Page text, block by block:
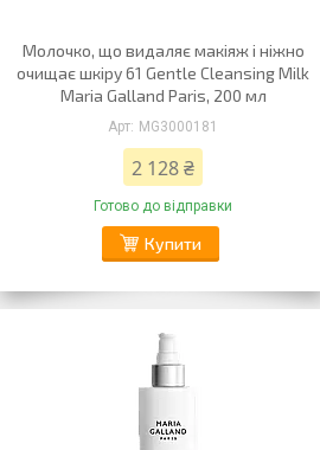
Молочко, що видаляє макіяж і ніжно
очищає шкіру 61 Gentle Cleansing Milk
Maria Galland Paris, 200 мл
MG3000181
2 128 ₴
Готово до відправки
Купити